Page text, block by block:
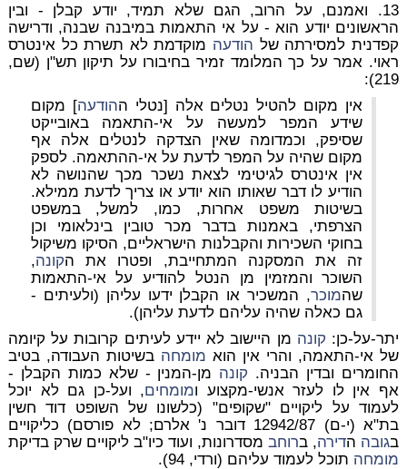
13. ואמנם, על הרוב, הגם שלא תמיד, יודע קבלן - ובין
הראשונים יודע הוא - על אי התאמות במיבנה שבנה, ודרישה
קפדנית למסירתה של הודעה מוקדמת לא תשרת כל אינטרס
ראוי. אמר על כך המלומד זמיר בחיבורו על תיקון תש"ן (שם,
219):
אין מקום להטיל נטלים אלה [נטלי ההודעה] מקום
שידע המפר למעשה על אי-התאמה באובייקט
שסיפק, וכמדומה שאין הצדקה לנטלים אלה אף
מקום שהיה על המפר לדעת על אי-ההתאמה. לספק
אין אינטרס לגיטימי לצאת נשכר מכך שהנושה לא
הודיע לו דבר שאותו הוא יודע או צריך לדעת ממילא.
בשיטות משפט אחרות, כמו, למשל, במשפט
הצרפתי, באמנות בדבר מכר טובין בינלאומי וכן
בחוקי השכירות והקבלנות הישראליים, הסיקו משיקול
זה את המסקנה המתחייבת, ופטרו את הקונה,
השוכר והמזמין מן הנטל להודיע על אי-התאמות
שהמוכר, המשכיר או הקבלן ידעו עליהן (ולעיתים -
גם כאלה שהיה עליהם לדעת עליהן).
יתר-על-כן: קונה מן היישוב לא יידע לעיתים קרובות על קיומה
של אי-התאמה, והרי אין הוא מומחה בשיטות העבודה, בטיב
החומרים ובדין הבניה. קונה מן-המנין - שלא כמות הקבלן -
אף אין לו לעזר אנשי-מקצוע ומומחים, ועל-כן גם לא יוכל
לעמוד על ליקויים "שקופים" (כלשונו של השופט דוד חשין
בת"א (י-ם) 12942/87 דובר נ' אלרם; לא פורסם) כליקויים
בגובה הדירה, ברוחבמסדרונות, ועוד כיו"ב ליקויים שרק בדיקת
מומחה תוכל לעמוד עליהם (ורדי, 94).